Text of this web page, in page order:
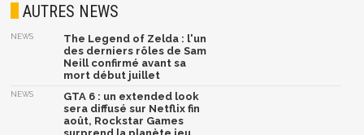
AUTRES NEWS
NEWS
The Legend of Zelda : l'un
des derniers rôles de Sam
Neill confirmé avant sa
mort début juillet
NEWS
GTA 6 : un extended look
sera diffusé sur Netflix fin
août, Rockstar Games